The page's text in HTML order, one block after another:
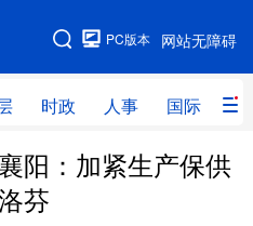
网站无障碍
PC版本
时政 人事 国际 财
地图
时政 人事
阳：加紧生产保供
芬